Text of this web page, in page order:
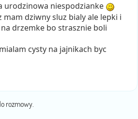
urodzinowa niespodzianke
dziwny sluz bialy ale lepki i
drzemke bo strasznie boli
cysty na jajnikach byc
rozmowy.